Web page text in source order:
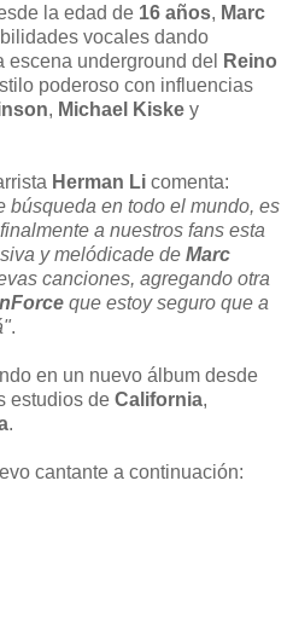
la edad de 16 años, Marc
vocales dando
underground del
Reino
poderoso con influencias
, Michael Kiske y
Herman Li comenta:
búsqueda en todo el mundo, es
a nuestros fans esta
y melódicade de Marc
canciones, agregando otra
que estoy seguro que a
.
en un nuevo álbum desde
estudios de California,
.
cantante a continuación: